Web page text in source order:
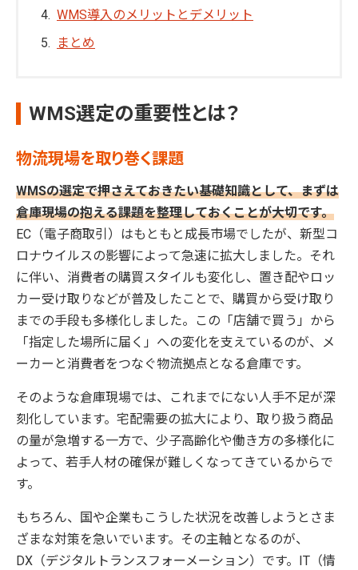
WMS導入のメリットとデメリット
まとめ
WMS選定の重要性とは？
物流現場を取り巻く課題
WMSの選定で押さえておきたい基礎知識として、まずは
倉庫現場の抱える課題を整理しておくことが大切です。
EC（電子商取引）はもともと成長市場でしたが、新型コ
ロナウイルスの影響によって急速に拡大しました。それ
に伴い、消費者の購買スタイルも変化し、置き配やロッ
カー受け取りなどが普及したことで、購買から受け取り
までの手段も多様化しました。この「店舗で買う」から
「指定した場所に届く」への変化を支えているのが、メ
ーカーと消費者をつなぐ物流拠点となる倉庫です。
そのような倉庫現場では、これまでにない人手不足が深
刻化しています。宅配需要の拡大により、取り扱う商品
の量が急増する一方で、少子高齢化や働き方の多様化に
よって、若手人材の確保が難しくなってきているからで
す。
もちろん、国や企業もこうした状況を改善しようとさま
ざまな対策を急いでいます。その主軸となるのが、
DX（デジタルトランスフォーメーション）です。IT（情